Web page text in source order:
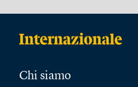
Chi siamo